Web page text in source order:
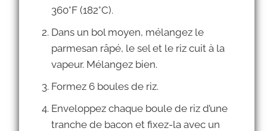
360°F (182°C).
Dans un bol moyen, mélangez le
parmesan râpé, le sel et le riz cuit à la
vapeur. Mélangez bien.
Formez 6 boules de riz.
Enveloppez chaque boule de riz d’une
tranche de bacon et fixez-la avec un